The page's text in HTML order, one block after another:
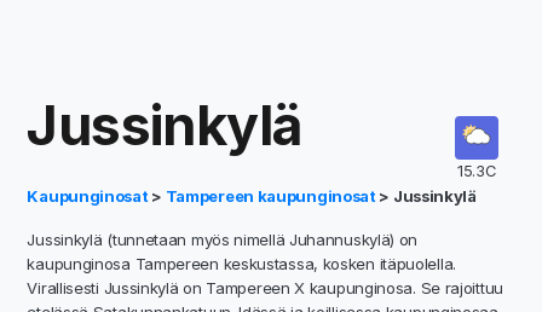
Jussinkylä
15.3C
Kaupunginosat > Tampereen kaupunginosat > Jussinkylä
Jussinkylä (tunnetaan myös nimellä Juhannuskylä) on
kaupunginosa Tampereen keskustassa, kosken itäpuolella.
Virallisesti Jussinkylä on Tampereen X kaupunginosa. Se rajoittuu